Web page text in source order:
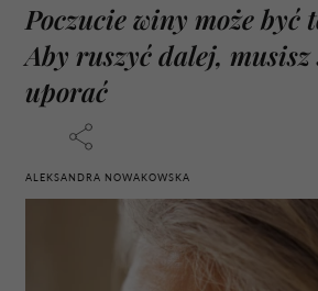
Poczucie winy może być
Aby ruszyć dalej,
uporać
ALEKSANDRA NOWAKOWSKA